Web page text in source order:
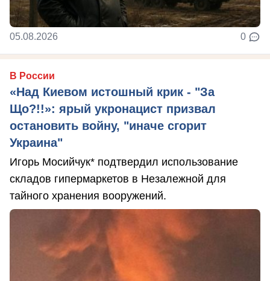
05.08.2026 0
В России
«Над Киевом истошный крик - "За
Що?!!»: ярый укронацист призвал
остановить войну, "иначе сгорит
Украина"
Игорь Мосийчук* подтвердил использование
складов гипермаркетов в Незалежной для
тайного хранения вооружений.